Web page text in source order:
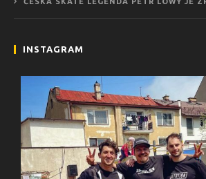
INSTAGRAM